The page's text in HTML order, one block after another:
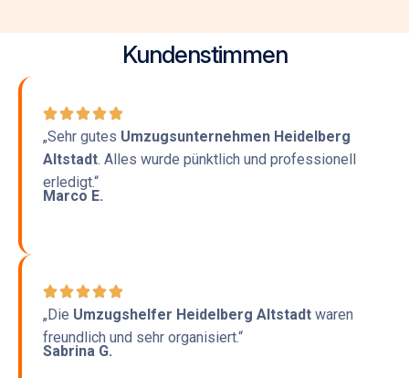
Kundenstimmen
„Sehr gutes Umzugsunternehmen Heidelberg
Altstadt. Alles wurde pünktlich und professionell
erledigt.“
Marco E.
„Die Umzugshelfer Heidelberg Altstadt waren
freundlich und sehr organisiert.“
Sabrina G.